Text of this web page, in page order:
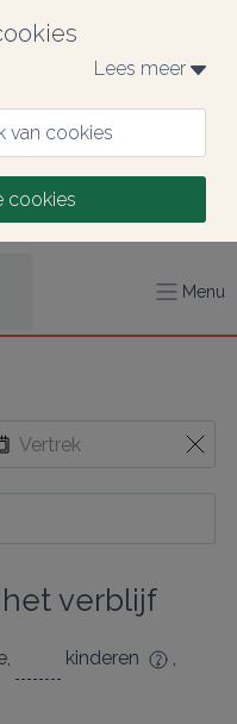
Lees meer
van cookies
cookies
Menu
verblijf
, kinderen
,